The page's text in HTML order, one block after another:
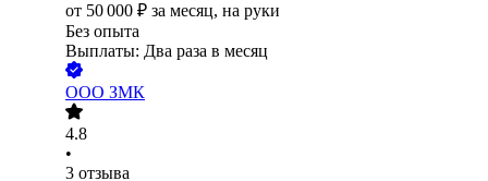
от 50 000 ₽ за месяц, на руки
Без опыта
Выплаты: Два раза в месяц
ООО ЗМК
4.8
•
3 отзыва